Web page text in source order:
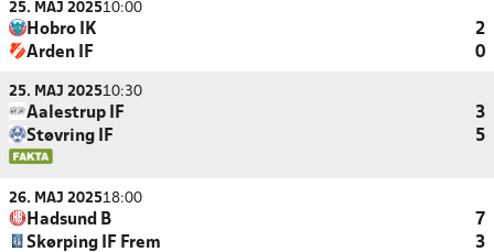
25. MAJ 202510:00
Hobro IK
2
Arden IF
0
25. MAJ 202510:30
Aalestrup IF
3
Støvring IF
5
26. MAJ 202518:00
Hadsund B
7
Skørping IF Frem
3